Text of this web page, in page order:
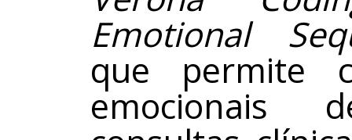
Emotional
que permite
emocionais